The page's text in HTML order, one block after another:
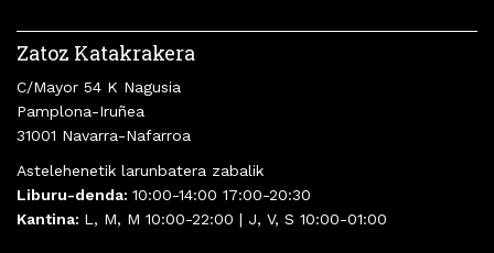
Zatoz Katakrakera
C/Mayor 54 K Nagusia
Pamplona-Iruñea
31001 Navarra-Nafarroa
Astelehenetik larunbatera zabalik
Liburu-denda: 10:00-14:00 17:00-20:30
Kantina: L, M, M 10:00-22:00 | J, V, S 10:00-01:00